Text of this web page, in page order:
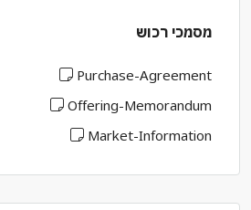
מסמכי רכוש
Purchase-Agreement
Offering-Memorandum
Market-Information